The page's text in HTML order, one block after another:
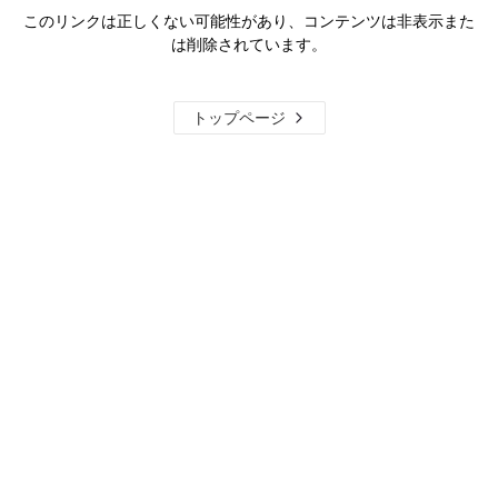
このリンクは正しくない可能性があり、コンテンツは非表示また
は削除されています。
トップページ